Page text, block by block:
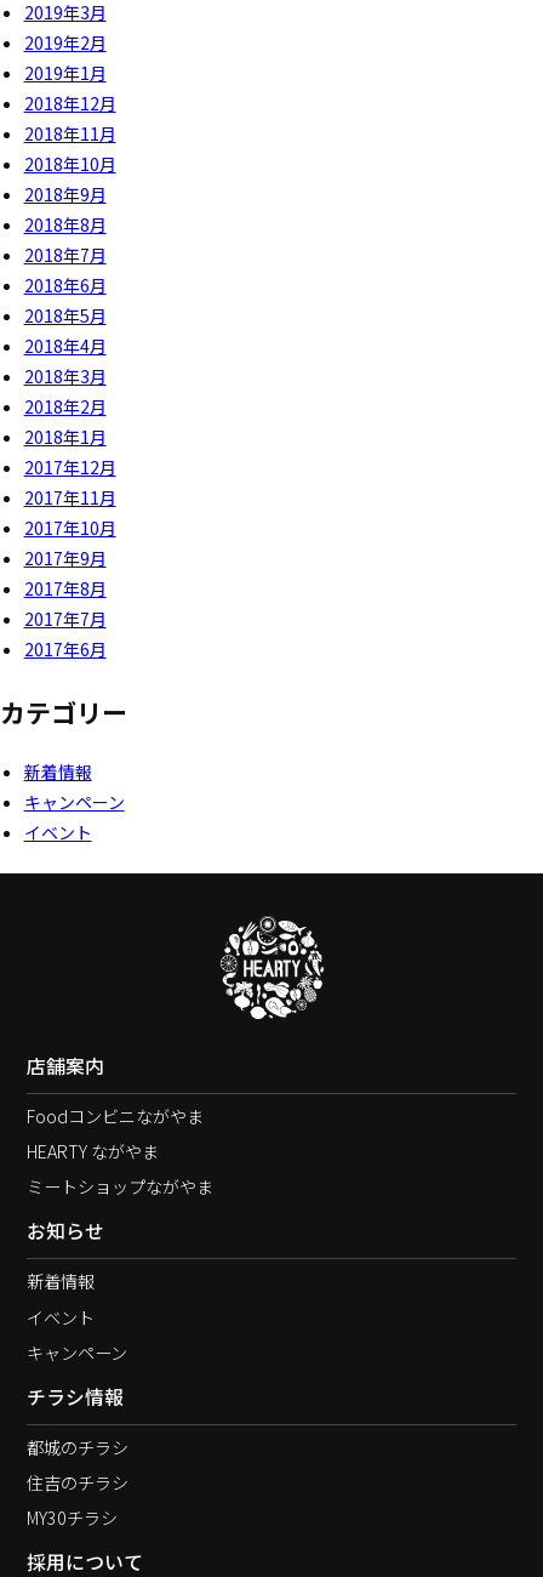
2019年3月
2019年2月
2019年1月
2018年12月
2018年11月
2018年10月
2018年9月
2018年8月
2018年7月
2018年6月
2018年5月
2018年4月
2018年3月
2018年2月
2018年1月
2017年12月
2017年11月
2017年10月
2017年9月
2017年8月
2017年7月
2017年6月
カテゴリー
新着情報
キャンペーン
イベント
店舗案内
Foodコンビニながやま
HEARTY ながやま
ミートショップながやま
お知らせ
新着情報
イベント
キャンペーン
チラシ情報
都城のチラシ
住吉のチラシ
MY30チラシ
採用について